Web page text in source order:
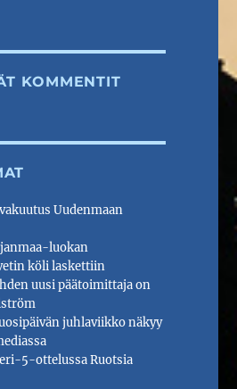
KOMMENTIT
Uudenmaan
luokan
köli laskettiin
uusi päätoimittaja on
juhlaviikko näkyy
5-ottelussa Ruotsia